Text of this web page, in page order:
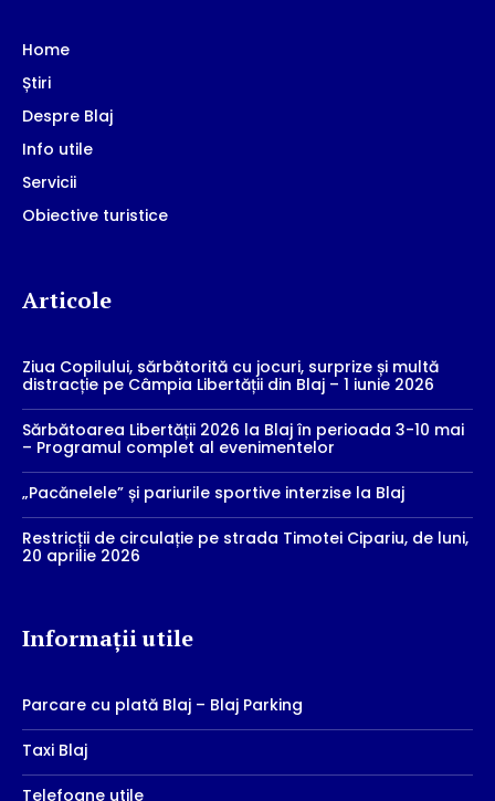
Home
Știri
Despre Blaj
Info utile
Servicii
Obiective turistice
Articole
Ziua Copilului, sărbătorită cu jocuri, surprize și multă
distracție pe Câmpia Libertății din Blaj – 1 iunie 2026
Sărbătoarea Libertății 2026 la Blaj în perioada 3-10 mai
– Programul complet al evenimentelor
„Pacănelele” și pariurile sportive interzise la Blaj
Restricții de circulație pe strada Timotei Cipariu, de luni,
20 aprilie 2026
Informații utile
Parcare cu plată Blaj – Blaj Parking
Taxi Blaj
Telefoane utile